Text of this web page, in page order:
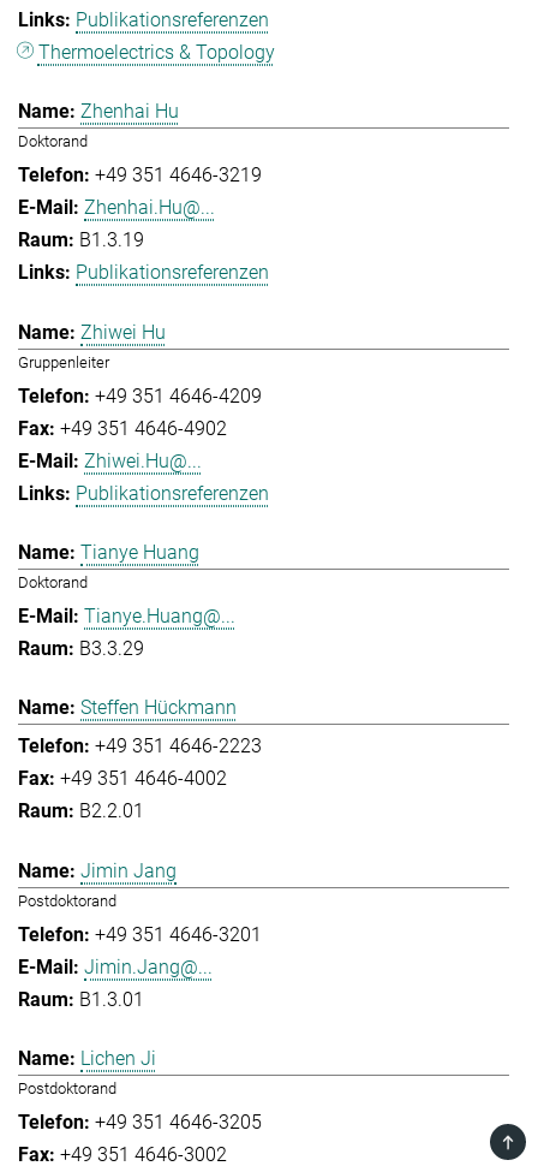
Publikationsreferenzen
Thermoelectrics & Topology
Zhenhai Hu
Doktorand
+49 351 4646-3219
Zhenhai.Hu@...
B1.3.19
Publikationsreferenzen
Zhiwei Hu
Gruppenleiter
+49 351 4646-4209
+49 351 4646-4902
Zhiwei.Hu@...
Publikationsreferenzen
Tianye Huang
Doktorand
Tianye.Huang@...
B3.3.29
Steffen Hückmann
+49 351 4646-2223
+49 351 4646-4002
B2.2.01
Jimin Jang
Postdoktorand
+49 351 4646-3201
Jimin.Jang@...
B1.3.01
Lichen Ji
Postdoktorand
+49 351 4646-3205
+49 351 4646-3002
TOP